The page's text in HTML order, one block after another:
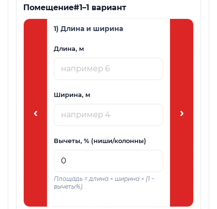
Помещение#1–1 вариант
‹ ›
1) Длина и ширина
Длина, м
Ширина, м
Вычеты, % (ниши/колонны)
Площадь = длина × ширина × (1 −
вычеты%).
2) Площадь
Площадь, м²
Если
приоритет.